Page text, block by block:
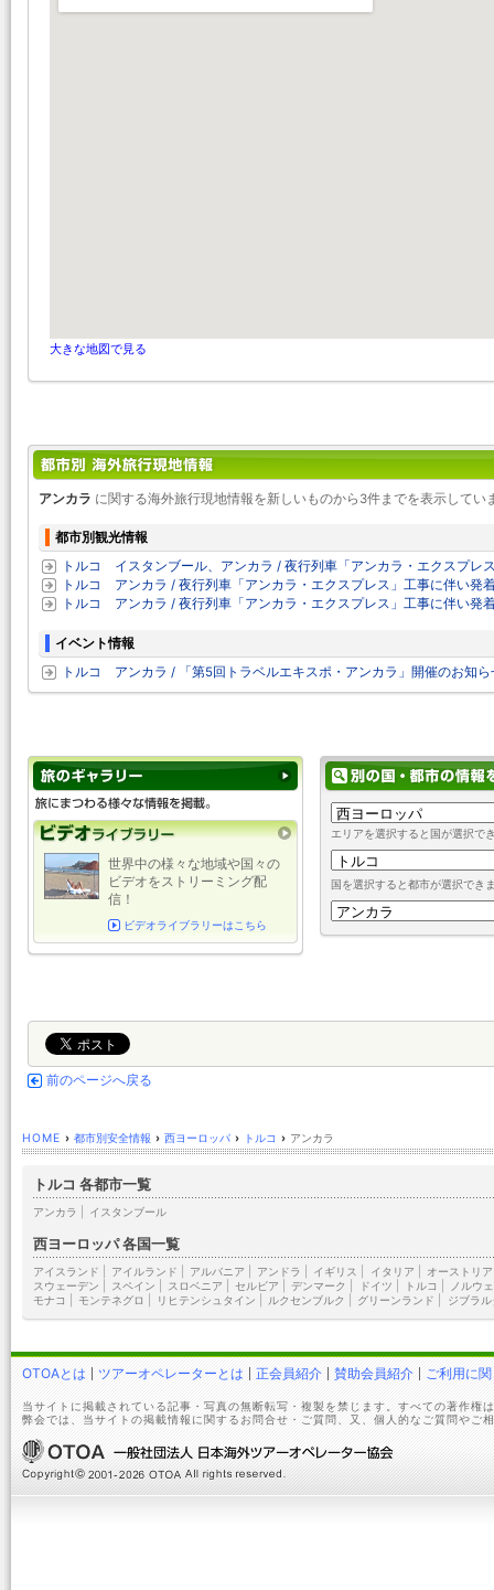
大きな地図で見る
アンカラ に関する海外旅行現地情報を新しいものから3件までを表示してい
都市別観光情報
トルコ イスタンブール、アンカラ / 夜行列車「アンカラ・エクスプレ
トルコ アンカラ / 夜行列車「アンカラ・エクスプレス」工事に伴い発
トルコ アンカラ / 夜行列車「アンカラ・エクスプレス」工事に伴い発
イベント情報
トルコ アンカラ / 「第5回トラベルエキスポ・アンカラ」開催のお知ら
エリアを選択すると国が選択で
国を選択すると都市が選択でき
世界中の様々な地域や国々の
ビデオをストリーミング配
信！
ビデオライブラリーはこちら
前のページへ戻る
HOME › 都市別安全情報 › 西ヨーロッパ › トルコ › アンカラ
トルコ 各都市一覧
アンカラ イスタンブール
西ヨーロッパ 各国一覧
アイスランド アイルランド アルバニア アンドラ イギリス イタリア オーストリア
スウェーデン
スペイン スロベニア セルビア デンマーク ドイツ トルコ
ノルウ
モナコ
モンテネグロ リヒテンシュタイン ルクセンブルク グリーンランド ジブラル
OTOAとは ツアーオペレーターとは 正会員紹介 賛助会員紹介 ご利用に
当サイトに掲載されている記事・写真の無断転写・複製を禁じます。すべての著作権
弊会では、当サイトの掲載情報に関するお問合せ・ご質問、又、個人的なご質問やご